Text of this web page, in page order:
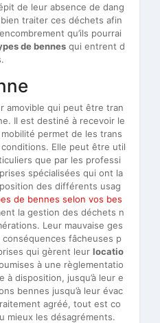
de leur absence de dang
traiter ces déchets afin
qu’ils pourrai
de bennes qui entrent d
amovible qui peut être tran
Il est destiné à recevoir le
permet de les trans
Elle peut être util
que par les professi
spécialisées qui ont la
des différents usag
de bennes selon vos bes
la gestion des déchets n
Leur mauvaise ges
fâcheuses p
qui gèrent leur locatio
à une règlementatio
à disposition, jusqu’à leur e
bennes jusqu’à leur évac
agréé, tout est co
mieux les désagréments.